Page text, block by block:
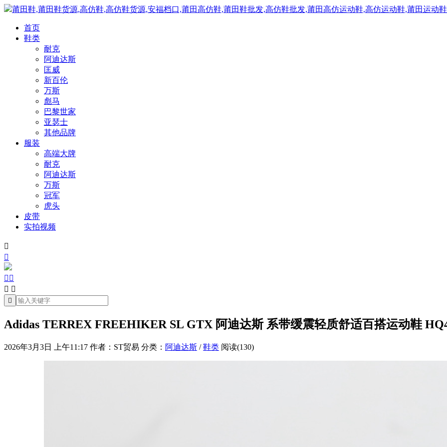
莆田鞋,莆田鞋货源,高仿鞋,高仿鞋货源,安福档口,莆田高仿鞋,莆田鞋批发,高仿鞋批发,莆田高仿运动鞋,高仿运动鞋,莆田运动鞋
首页
鞋类
耐克
阿迪达斯
匡威
新百伦
万斯
彪马
巴黎世家
亚瑟士
其他品牌
服装
高端大牌
耐克
阿迪达斯
万斯
冠军
虎头
皮带
实拍视频


 
 

Adidas TERREX FREEHIKER SL GTX 阿迪达斯 系带缓震轻质舒适百搭运动鞋
2026年3月3日 上午11:17 作者：ST贸易 分类： 阿迪达斯 /鞋类 阅读(130)